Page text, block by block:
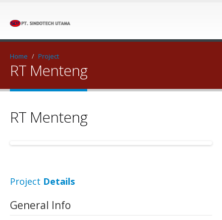
Home / Project
RT Menteng
RT Menteng
Project Details
General Info